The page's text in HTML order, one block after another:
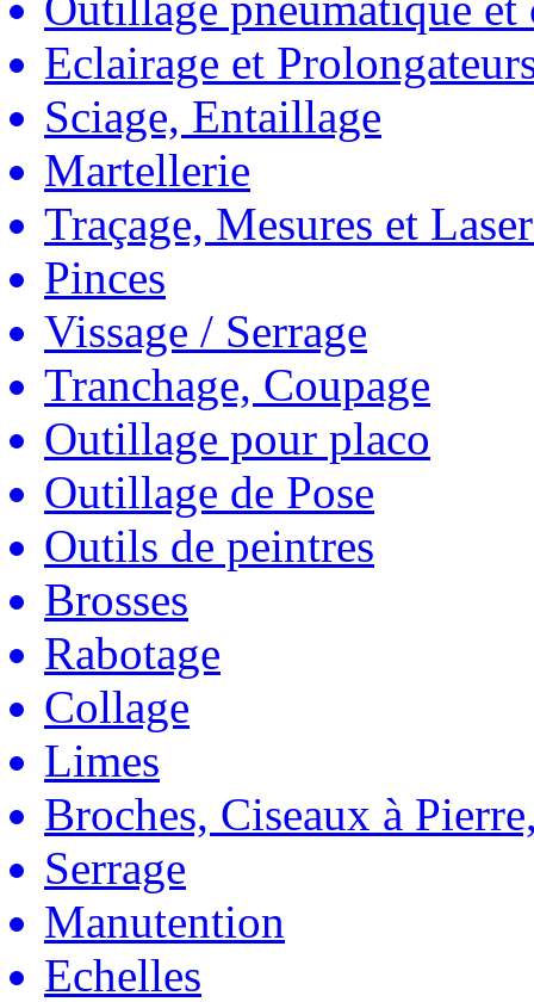
Eclairage et
Sciage, Entaillage
Martellerie
Traçage, Mesures et
Pinces
Vissage / Serrage
Tranchage, Coupage
Outillage pour placo
Outillage de Pose
Outils de peintres
Brosses
Rabotage
Collage
Limes
Broches, Ciseaux à
Serrage
Manutention
Echelles